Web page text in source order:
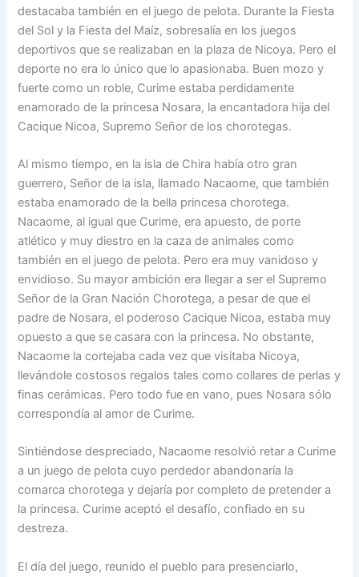
destacaba también en el juego de pelota. Durante la Fiesta
del Sol y la Fiesta del Maíz, sobresalía en los juegos
deportivos que se realizaban en la plaza de Nicoya. Pero el
deporte no era lo único que lo apasionaba. Buen mozo y
fuerte como un roble, Curime estaba perdidamente
enamorado de la princesa Nosara, la encantadora hija del
Cacique Nicoa, Supremo Señor de los chorotegas.
Al mismo tiempo, en la isla de Chira había otro gran
guerrero, Señor de la isla, llamado Nacaome, que también
estaba enamorado de la bella princesa chorotega.
Nacaome, al igual que Curime, era apuesto, de porte
atlético y muy diestro en la caza de animales como
también en el juego de pelota. Pero era muy vanidoso y
envidioso. Su mayor ambición era llegar a ser el Supremo
Señor de la Gran Nación Chorotega, a pesar de que el
padre de Nosara, el poderoso Cacique Nicoa, estaba muy
opuesto a que se casara con la princesa. No obstante,
Nacaome la cortejaba cada vez que visitaba Nicoya,
llevándole costosos regalos tales como collares de perlas y
finas cerámicas. Pero todo fue en vano, pues Nosara sólo
correspondía al amor de Curime.
Sintiéndose despreciado, Nacaome resolvió retar a Curime
a un juego de pelota cuyo perdedor abandonaría la
comarca chorotega y dejaría por completo de pretender a
la princesa. Curime aceptó el desafío, confiado en su
destreza.
El día del juego, reunido el pueblo para presenciarlo,